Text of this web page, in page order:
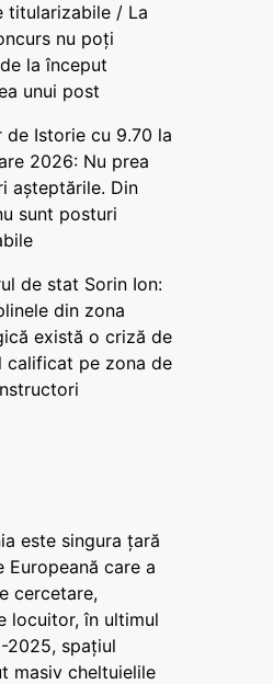
titularizabile / La
nu poți
la început
unui post
de Istorie cu 9.70 la
2026: Nu prea
așteptările. Din
sunt posturi
de stat Sorin Ion:
din zona
există o criză de
calificat pe zona de
este singura țară
Europeană care a
cercetare,
locuitor, în ultimul
2025, spațiul
masiv cheltuielile